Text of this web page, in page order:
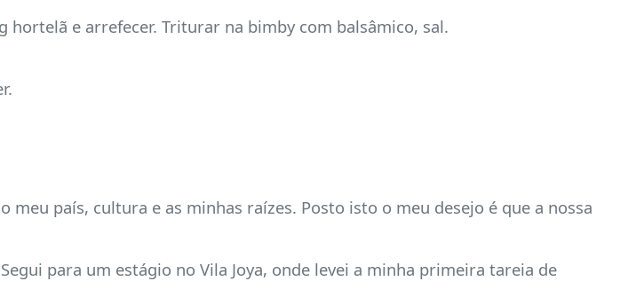
e arrefecer. Triturar na bimby com balsâmico, sal.
país, cultura e as minhas raízes. Posto isto o meu desejo é que a nossa
para um estágio no Vila Joya, onde levei a minha primeira tareia de